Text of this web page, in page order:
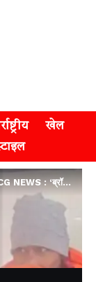
खेल
NEWS : ‘ब्रॉट डेड’ पहुंची मासूम, मौत से पहले क्या हुआ? पुलिस जांच में जुटी